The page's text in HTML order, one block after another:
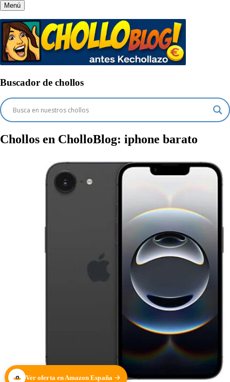
Menú
Buscador de chollos
Chollos en CholloBlog: iphone barato
Ver oferta en Amazon España